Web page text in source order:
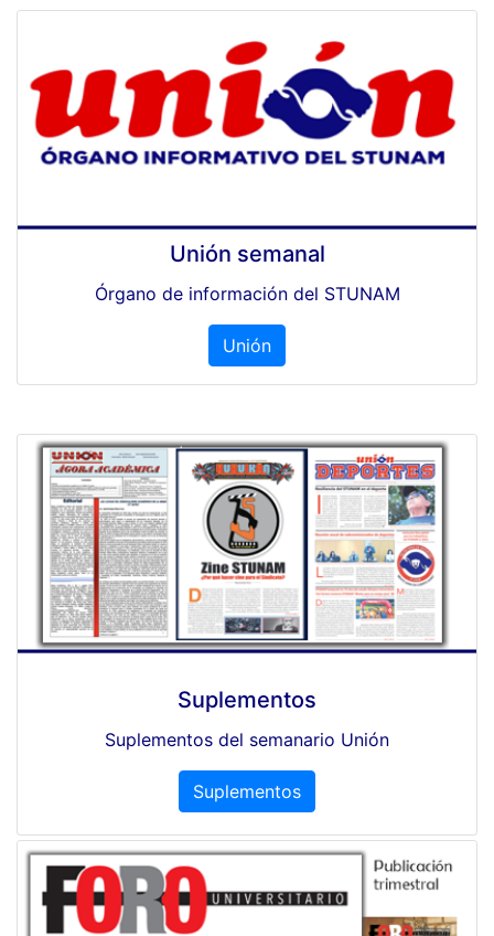
Unión semanal
Órgano de información del STUNAM
Unión
Suplementos
Suplementos del semanario Unión
Suplementos